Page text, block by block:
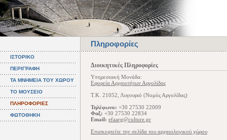
Πληροφορίες
ΙΣΤΟΡΙΚΟ
ΠΕΡΙΓΡΑΦΗ
ΤΑ ΜΝΗΜΕΙΑ ΤΟΥ ΧΩΡΟΥ
ΤΟ ΜΟΥΣΕΙΟ
ΠΛΗΡΟΦΟΡΙΕΣ
ΦΩΤΟΘΗΚΗ
Διοικητικές Πληροφορίες
Υπηρεσιακή Μονάδα:
Εφορεία Αρχαιοτήτων Αργολίδας
Τ.Κ. 21052, Λυγουριό (Νομός Αργολίδας)
Τηλέφωνο: +30 27530 22009
Φαξ: +30 27530 22834
Email: efaarg@culture.gr
Επισκεφτείτε την σελίδα του αρχαιολογικού χώρου